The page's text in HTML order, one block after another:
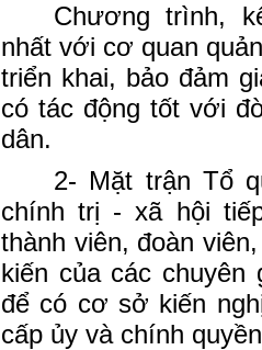
Chương trình,
nhất với cơ quan
triển khai, bảo đảm
có tác động tốt với
dân.
2- Mặt trận Tổ
chính trị - xã hội
thành viên, đoàn
kiến của các
để có cơ sở kiến
cấp ủy và chính